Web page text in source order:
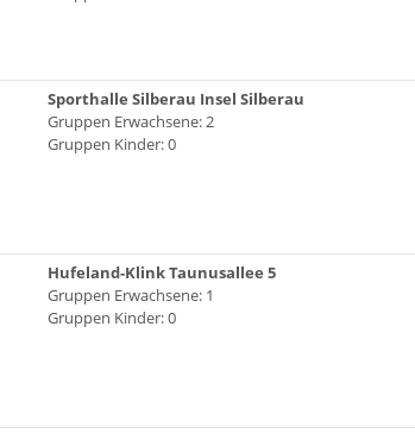
Sporthalle Silberau Insel Silberau
Gruppen Erwachsene: 2
Gruppen Kinder: 0
Hufeland-Klink Taunusallee 5
Gruppen Erwachsene: 1
Gruppen Kinder: 0